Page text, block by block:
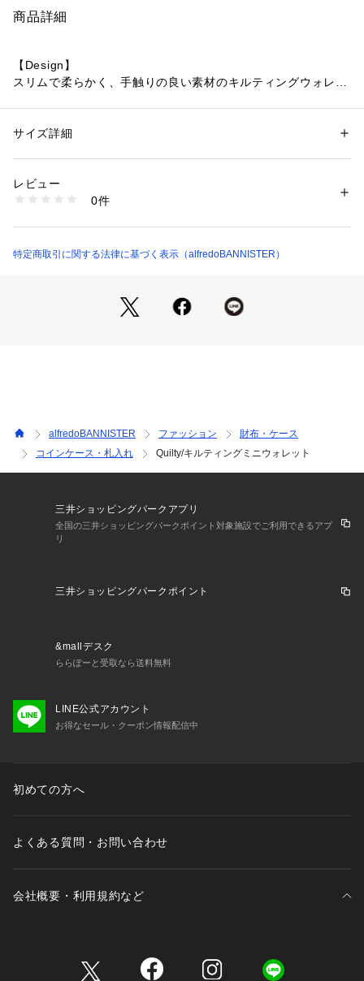
商品詳細
【Design】
スリムで柔らかく、手触りの良い素材のキルティングウォレッ
デザインが上品さを惹きたてます。
柔らかい素材なので横に広げやすく、ものの出し入れがしやす
いお財布です◎
前胴:オープンポケット×3
背胴:ジップポケット×3
性別：レディース
素材：羊革
商品番号：
51475017001 （ショップ）
サイズ詳細
レビュー
0件
特定商取引に関する法律に基づく表示（alfredoBANNISTER）
alfredoBANNISTER ファッション
財布・ケース
コインケース・札入れ
Quilty/キルティングミニウォレット
三井ショッピングパークアプリ
全国の三井ショッピングパークポイント対象施設でご利用できるアプ
リ
三井ショッピングパークポイント
&mallデスク
ららぽーと受取なら送料無料
LINE公式アカウント
お得なセール・クーポン情報配信中
初めての方へ
よくある質問・お問い合わせ
会社概要・利用規約など